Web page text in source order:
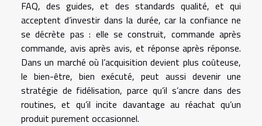
FAQ, des guides, et des standards qualité, et qui
acceptent d’investir dans la durée, car la confiance ne
se décrète pas : elle se construit, commande après
commande, avis après avis, et réponse après réponse.
Dans un marché où l’acquisition devient plus coûteuse,
le bien-être, bien exécuté, peut aussi devenir une
stratégie de fidélisation, parce qu’il s’ancre dans des
routines, et qu’il incite davantage au réachat qu’un
produit purement occasionnel.